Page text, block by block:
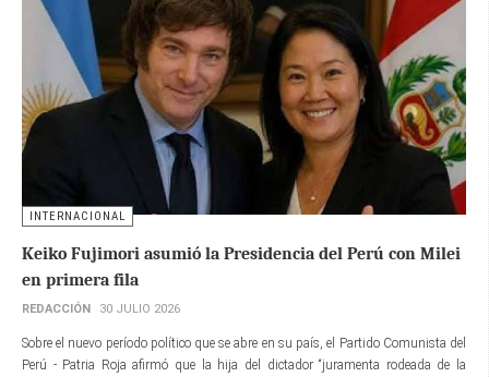
INTERNACIONAL
Keiko Fujimori asumió la Presidencia del Perú con Milei
en primera fila
REDACCIÓN 30 JULIO 2026
Sobre el nuevo período político que se abre en su país, el Partido Comunista del
Perú - Patria Roja afirmó que la hija del dictador “juramenta rodeada de la